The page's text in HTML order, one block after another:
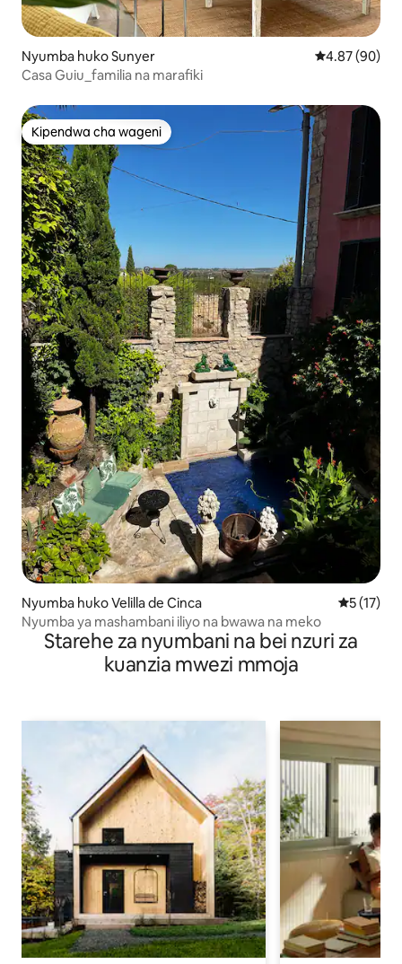
Nyumba huko Sunyer Ukadiriaji wa
4.87 (90)
Casa Guiu_familia na marafiki
Kipendwa cha wageni
Kipendwa cha wageni
Nyumba huko Velilla de Cinca Ukadiriaji
5 (17)
Nyumba ya mashambani iliyo na bwawa na meko
Starehe za nyumbani na bei nzuri za
kuanzia mwezi mmoja